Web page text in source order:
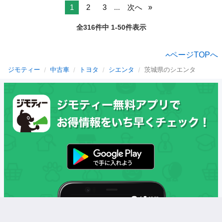
1 2 3 ... 次へ
全316件中 1-50件表示
ページTOPへ
ジモティー 中古車 トヨタ シエンタ 茨城県のシエンタ